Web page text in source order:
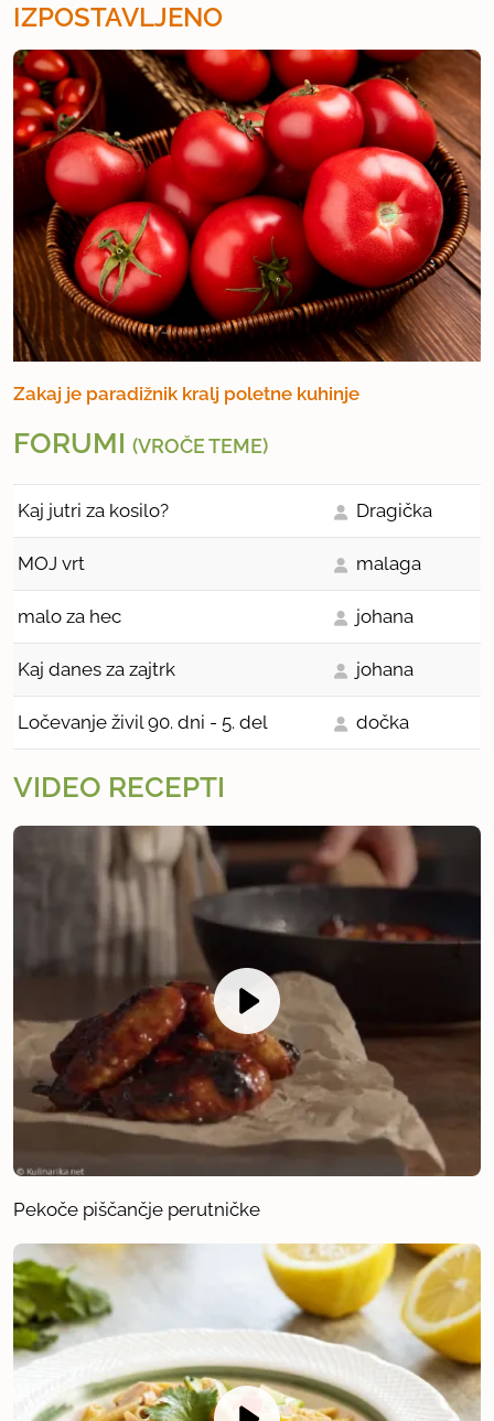
IZPOSTAVLJENO
Zakaj je paradižnik kralj poletne kuhinje
FORUMI (VROČE TEME)
Kaj jutri za kosilo? Dragička
MOJ vrt malaga
malo za hec johana
Kaj danes za zajtrk johana
Ločevanje živil 90. dni - 5. del dočka
VIDEO RECEPTI
Pekoče piščančje perutničke